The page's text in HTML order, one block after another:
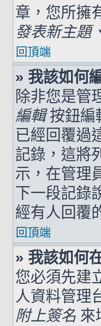
章，您所擁
發表新主題
回頂端
» 我該如何
除非您是管
編輯按鈕編
已經回覆過
記錄，這將
示，在管理
下一段記錄
經有人回覆
回頂端
» 我該如何
您必須先建
人資料管理
附上簽名 來